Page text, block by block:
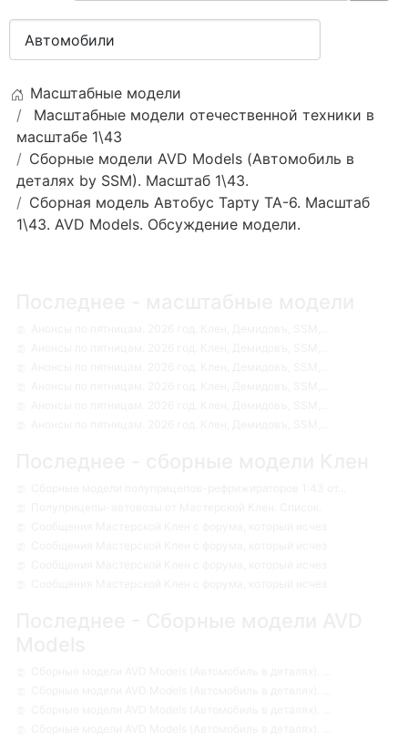
Масштабные модели
Масштабные модели отечественной техники в
масштабе 1\43
Сборные модели AVD Models (Автомобиль в
деталях by SSM). Масштаб 1\43.
Сборная модель Автобус Тарту ТА-6. Масштаб
1\43. AVD Models. Обсуждение модели.